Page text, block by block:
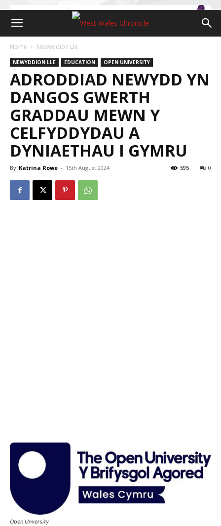
Home Newyddion Lle
NEWYDDION LLE EDUCATION OPEN UNIVERSITY
ADRODDIAD NEWYDD YN
DANGOS GWERTH
GRADDAU MEWN Y
CELFYDDYDAU A
DYNIAETHAU I GYMRU
By Katrina Rowe - 15th August 2024 0
595
Open Unversity